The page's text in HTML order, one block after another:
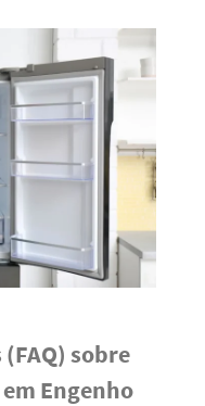
sobre
Engenho